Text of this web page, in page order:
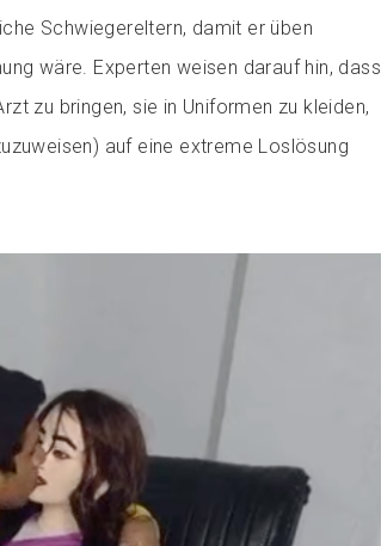
Schwiegereltern, damit er üben
wäre. Experten weisen darauf hin, dass
zu bringen, sie in Uniformen zu kleiden,
auf eine extreme Loslösung